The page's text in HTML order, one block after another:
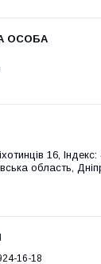
16, Індекс:
область,
16-18